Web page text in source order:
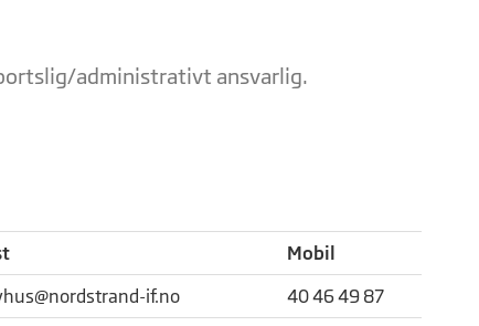
administrativt ansvarlig.
Mobil
if.no
40 46 49 87